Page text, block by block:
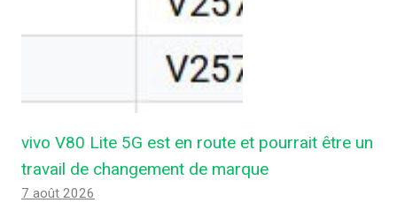
vivo V80 Lite 5G est en route et pourrait être un
travail de changement de marque
7 août 2026